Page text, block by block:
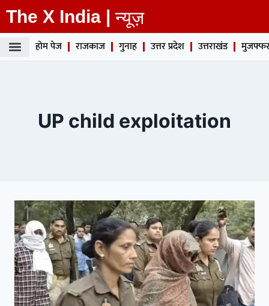
The X India | न्यूज़
होम पेज राजकाज गुनाह उत्तर प्रदेश उत्तराखंड
UP child exploitation